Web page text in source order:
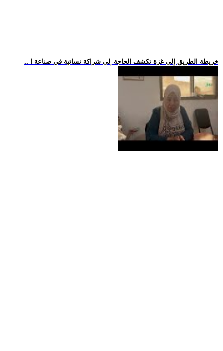
.. خريطة الطريق إلى غزة تكشف الحاجة إلى شراكة نسائية في صناعة ا